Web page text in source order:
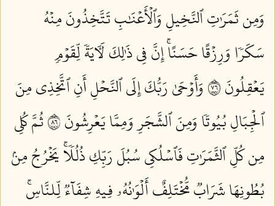
وَمِن ثَمَرَٰتِ ٱلنَّخِيلِ وَٱلۡأَعۡنَٰبِ تَتَّخِذُونَ مِنۡهُ
سَكَرٗا وَرِزۡقًا حَسَنًاۚ إِنَّ فِي ذَٰلِكَ لَأٓيَةٗ لِّقَوۡمٖ
يَعۡقِلُونَ ٦٧
وَأَوۡحَىٰ رَبُّكَ إِلَى ٱلنَّحۡلِ أَنِ ٱتَّخِذِي مِنَ
ٱلۡجِبَالِ بُيُوتٗا وَمِنَ ٱلشَّجَرِ وَمِمَّا يَعۡرِشُونَ ٦٨
ثُمَّ كُلِي
مِن كُلِّ ٱلثَّمَرَٰتِ فَٱسۡلُكِي سُبُلَ رَبِّكِ ذُلُلٗاۚ يَخۡرُجُ مِنۢ
بُطُونِهَا شَرَابٞ مُّخۡتَلِفٌ أَلۡوَٰنُهُۥ فِيهِ شِفَآءٞ لِّلنَّاسِۚ